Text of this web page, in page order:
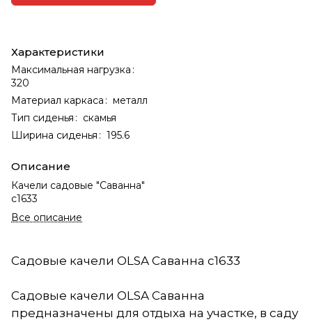
Характеристики
Максимальная нагрузка :
320
Материал каркаса : металл
Тип сиденья : скамья
Ширина сиденья : 195.6
Описание
Качели садовые "Саванна"
с1633
Все описание
Садовые качели OLSA Саванна с1633
Садовые качели OLSA Саванна
предназначены для отдыха на участке, в саду